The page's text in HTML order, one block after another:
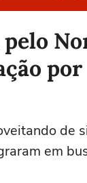
por
de
em